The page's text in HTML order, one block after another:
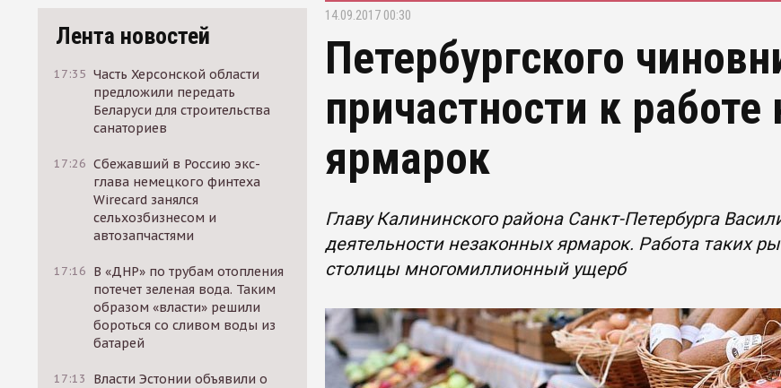
Лента новостей
17:35 Часть Херсонской области
предложили передать
Беларуси для строительства
санаториев
17:26 Сбежавший в Россию экс-
глава немецкого финтеха
Wirecard занялся
сельхозбизнесом и
автозапчастями
17:16 В «ДНР» по трубам отопления
потечет зеленая вода. Таким
образом «власти» решили
бороться со сливом воды из
батарей
17:13
Власти Эстонии объявили о
14.09.2017 00:30
Петербургского
причастности к
ярмарок
Главу Калининского района Санкт-Петербурга
деятельности незаконных ярмарок. Работа таких
столицы многомиллионный ущерб